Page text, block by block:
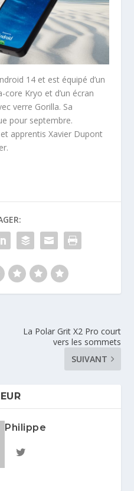
14 et est équipé d’un
Kryo et d’un écran
verre Gorilla. Sa
pour septembre.
apprentis Xavier Dupont
La Polar Grit X2 Pro court
vers les sommets
SUIVANT
Philippe